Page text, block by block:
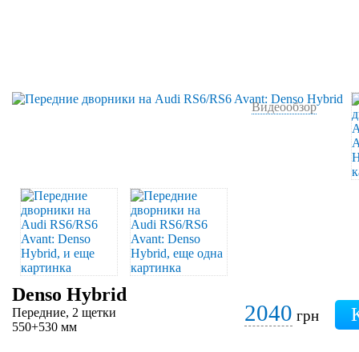
Видеообзор
Denso Hybrid
Передние, 2 щетки
550+530 мм
2040 грн